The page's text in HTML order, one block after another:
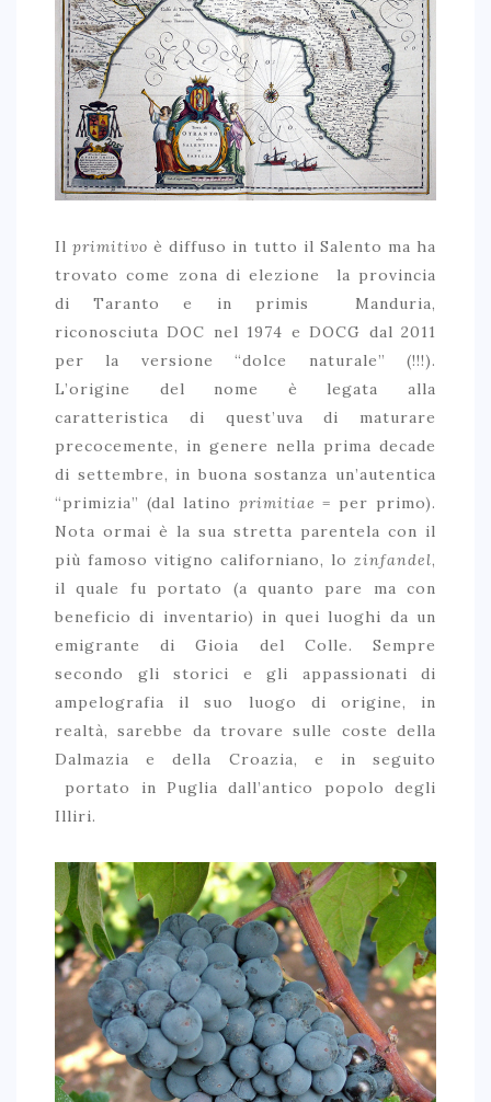
Ilprimitivo è diffuso in tutto il Salento ma ha
trovato come zona di elezione la provincia
di Taranto e in primis Manduria,
riconosciuta DOC nel 1974 e DOCG dal 2011
per la versione “dolce naturale” (!!!).
L’origine del nome è legata alla
caratteristica di quest’uva di maturare
precocemente, in genere nella prima decade
di settembre, in buona sostanza un’autentica
“primizia” (dal latino primitiae = per primo).
Nota ormai è la sua stretta parentela con il
più famoso vitigno californiano, lo zinfandel,
il quale fu portato (a quanto pare ma con
beneficio di inventario) in quei luoghi da un
emigrante di Gioia del Colle. Sempre
secondo gli storici e gli appassionati di
ampelografia il suo luogo di origine, in
realtà, sarebbe da trovare sulle coste della
Dalmazia e della Croazia, e in seguito
portato in Puglia dall’antico popolo degli
Illiri.